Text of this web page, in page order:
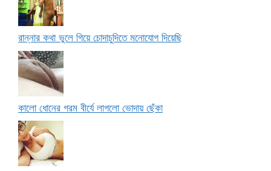
রান্নার কথা ভুলে গিয়ে চোদাচুদিতে মনোযোগ দিয়েছি
কালো ধোনের গরম বীর্যে লাগলো ভোদায় ছেঁকা